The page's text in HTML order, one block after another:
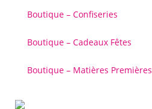
Boutique – Confiseries
Boutique – Cadeaux Fêtes
Boutique – Matières Premières